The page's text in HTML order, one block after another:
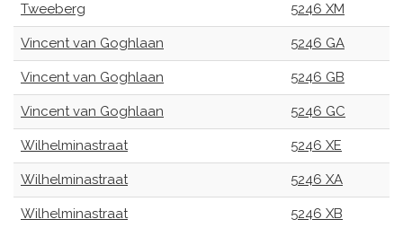
Tweeberg 5246 XM
Vincent van Goghlaan 5246 GA
Vincent van Goghlaan 5246 GB
Vincent van Goghlaan 5246 GC
Wilhelminastraat 5246 XE
Wilhelminastraat 5246 XA
Wilhelminastraat 5246 XB